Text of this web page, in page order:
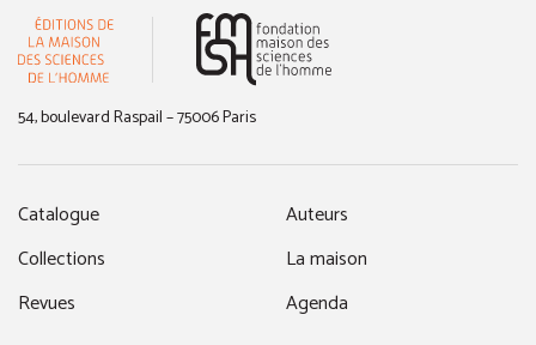
54, boulevard Raspail – 75006 Paris
Catalogue
Collections
Revues
Auteurs
La maison
Agenda